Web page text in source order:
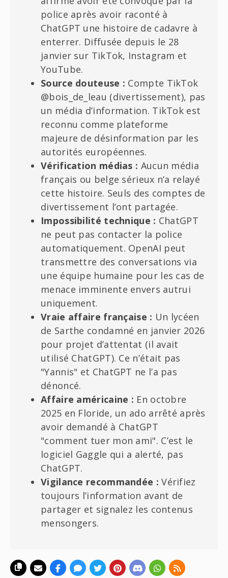
police après avoir raconté à
ChatGPT une histoire de cadavre à
enterrer. Diffusée depuis le 28
janvier sur TikTok, Instagram et
YouTube.
Source douteuse : Compte TikTok
@bois_de_leau (divertissement), pas
un média d’information. TikTok est
reconnu comme plateforme
majeure de désinformation par les
autorités européennes.
Vérification médias : Aucun média
français ou belge sérieux n’a relayé
cette histoire. Seuls des comptes de
divertissement l’ont partagée.
Impossibilité technique : ChatGPT
ne peut pas contacter la police
automatiquement. OpenAI peut
transmettre des conversations via
une équipe humaine pour les cas de
menace imminente envers autrui
uniquement.
Vraie affaire française : Un lycéen
de Sarthe condamné en janvier 2026
pour projet d’attentat (il avait
utilisé ChatGPT). Ce n’était pas
"Yannis" et ChatGPT ne l’a pas
dénoncé.
Affaire américaine : En octobre
2025 en Floride, un ado arrêté après
avoir demandé à ChatGPT
"comment tuer mon ami". C’est le
logiciel Gaggle qui a alerté, pas
ChatGPT.
Vigilance recommandée : Vérifiez
toujours l’information avant de
partager et signalez les contenus
mensongers.